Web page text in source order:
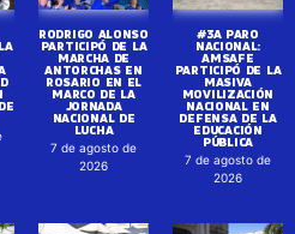
RODRIGO ALONSO
PARTICIPÓ DE LA
MARCHA DE
ANTORCHAS EN
ROSARIO EN EL
MARCO DE LA
JORNADA
NACIONAL DE
LUCHA
7 de agosto de
2026
#3A PARO
NACIONAL:
AMSAFE
PARTICIPÓ DE LA
MASIVA
MOVILIZACIÓN
NACIONAL EN
DEFENSA DE LA
EDUCACIÓN
PÚBLICA
7 de agosto de
2026